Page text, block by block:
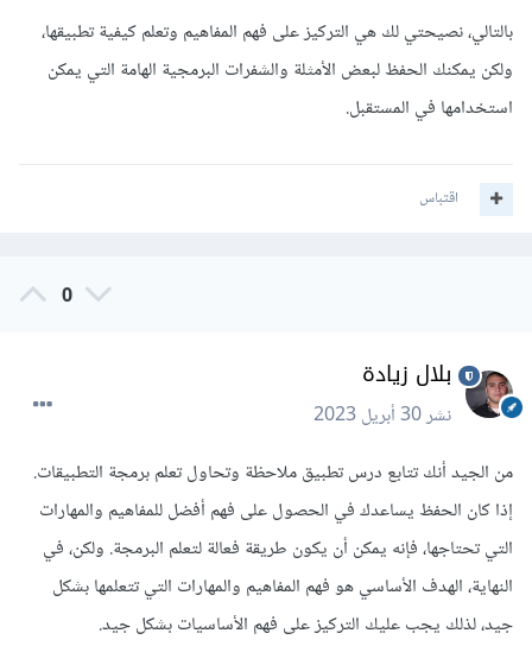
بالتالي، نصيحتي لك هي التركيز على فهم المفاهيم وتعلم كيفية تطبيقها،
ولكن يمكنك الحفظ لبعض الأمثلة والشفرات البرمجية الهامة التي يمكن
استخدامها في المستقبل.
اقتباس
0
بلال زيادة
نشر30 أبريل 2023
من الجيد أنك تتابع درس تطبيق ملاحظة وتحاول تعلم برمجة التطبيقات.
إذا كان الحفظ يساعدك في الحصول على فهم أفضل للمفاهيم والمهارات
التي تحتاجها، فإنه يمكن أن يكون طريقة فعالة لتعلم البرمجة. ولكن، في
النهاية، الهدف الأساسي هو فهم المفاهيم والمهارات التي تتعلمها بشكل
جيد، لذلك يجب عليك التركيز على فهم الأساسيات بشكل جيد.